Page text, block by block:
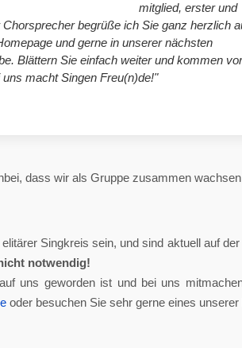
mitglied, erster und
Chorsprecher begrüße ich Sie ganz herzlich
und gerne in unserer nächsten
Blättern Sie einfach weiter und kommen
uns macht Singen Freu(n)de!"
dass wir als Gruppe zusammen
Singkreis sein, und sind aktuell auf
notwendig!
uns geworden ist und bei uns
oder besuchen Sie sehr gerne eines unserer